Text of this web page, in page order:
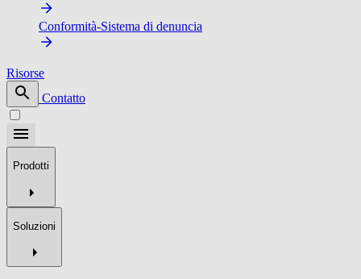
Conformità-Sistema di denuncia
Risorse
Contatto
Prodotti
Soluzioni